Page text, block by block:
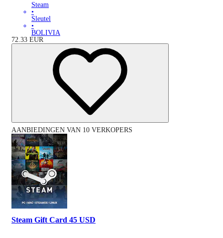
Steam
•
Sleutel
•
BOLIVIA
72.33 EUR
AANBIEDINGEN VAN 10 VERKOPERS
Steam Gift Card 45 USD